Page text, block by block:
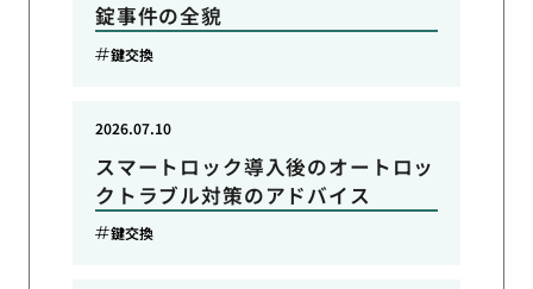
錠事件の全貌
鍵交換
スマートロック導入後のオートロッ
クトラブル対策のアドバイス
2026.07.10
鍵交換